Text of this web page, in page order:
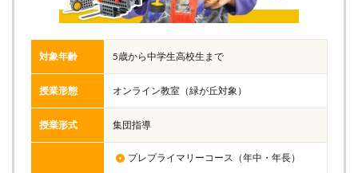
対象年齢 5歳から中学生高校生まで
授業形態 オンライン教室（緑が丘対象）
授業形式 集団指導
プレプライマリーコース（年中・年長）